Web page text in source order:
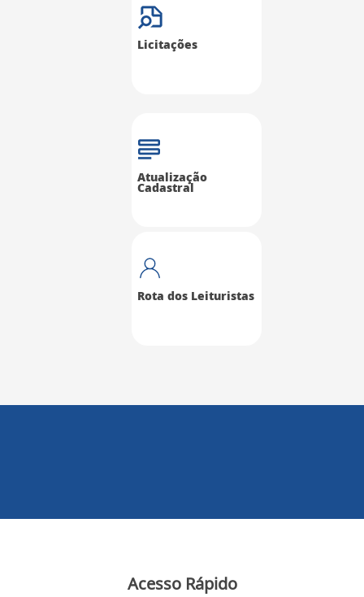
Licitações
Atualização
Cadastral
Rota dos Leituristas
Acesso Rápido